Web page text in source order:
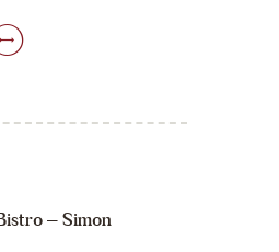
– Simon